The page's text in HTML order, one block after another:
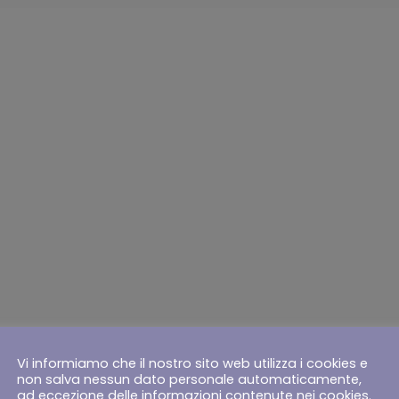
Richiedi Subito la tua consulenza gratuita!
Vi informiamo che il nostro sito web utilizza i cookies e
non salva nessun dato personale automaticamente,
ad eccezione delle informazioni contenute nei cookies.